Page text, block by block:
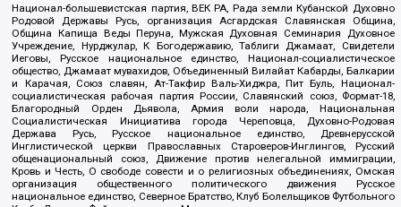
Национал-большевистская партия, ВЕК РА, Рада земли Кубанской Духовно
Родовой Державы Русь, организация Асгардская Славянская Община,
Община Капища Веды Перуна, Мужская Духовная Семинария Духовное
Учреждение, Нурджулар, К Богодержавию, Таблиги Джамаат, Свидетели
Иеговы, Русское национальное единство, Национал-социалистическое
общество, Джамаат мувахидов, Объединенный Вилайат Кабарды, Балкарии
и Карачая, Союз славян, Ат-Такфир Валь-Хиджра, Пит Буль, Национал-
социалистическая рабочая партия России, Славянский союз, Формат-18,
Благородный Орден Дьявола, Армия воли народа, Национальная
Социалистическая Инициатива города Череповца, Духовно-Родовая
Держава Русь, Русское национальное единство, Древнерусской
Инглистической церкви Православных Староверов-Инглингов, Русский
общенациональный союз, Движение против нелегальной иммиграции,
Кровь и Честь, О свободе совести и о религиозных объединениях, Омская
организация общественного политического движения Русское
национальное единство, Северное Братство, Клуб Болельщиков Футбольного